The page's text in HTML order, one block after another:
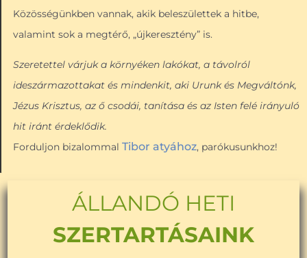
Közösségünkben vannak, akik beleszülettek a hitbe,
valamint sok a megtérő, „újkeresztény” is.
Szeretettel várjuk a környéken lakókat, a távolról
ideszármazottakat és mindenkit, aki Urunk és Megváltónk,
Jézus Krisztus, az ő csodái, tanítása és az Isten felé irányuló
hit iránt érdeklődik.
Forduljon bizalommal Tibor atyához, parókusunkhoz!
ÁLLANDÓ HETI
SZERTARTÁSAINK